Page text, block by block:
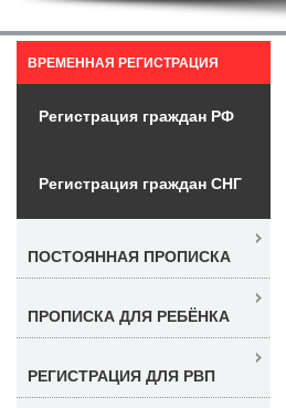
ВРЕМЕННАЯ РЕГИСТРАЦИЯ
Регистрация граждан РФ
Регистрация граждан СНГ
ПОСТОЯННАЯ ПРОПИСКА
ПРОПИСКА ДЛЯ РЕБЁНКА
РЕГИСТРАЦИЯ ДЛЯ РВП